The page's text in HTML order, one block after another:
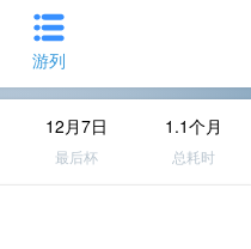
游列
12月7日
最后杯
1.1个月
总耗时